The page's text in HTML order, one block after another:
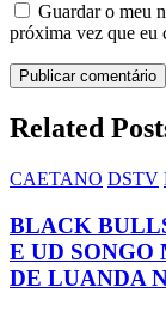
Guardar o meu
próxima vez que eu
Related
CAETANO DSTV
BLACK
E UD SONGO
DE LUANDA